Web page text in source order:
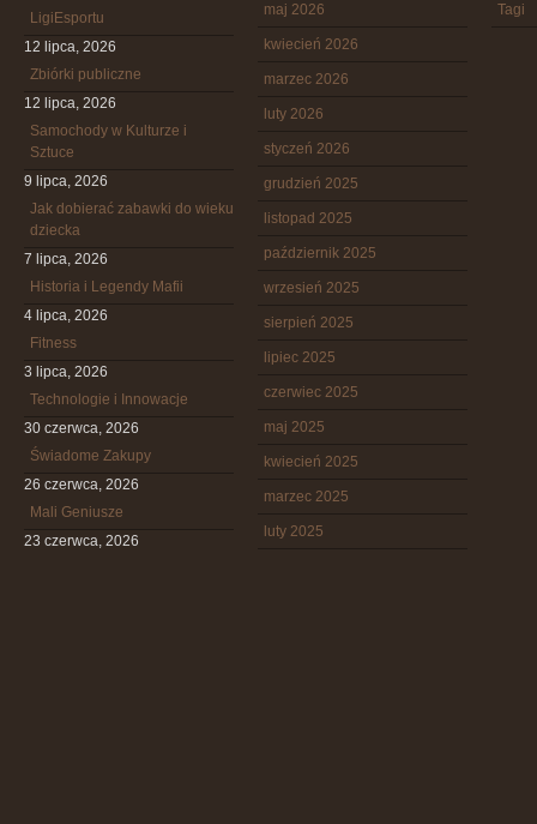
LigiEsportu
12 lipca, 2026
Zbiórki publiczne
12 lipca, 2026
Samochody w Kulturze i
Sztuce
9 lipca, 2026
Jak dobierać zabawki do wieku
dziecka
7 lipca, 2026
Historia i Legendy Mafii
4 lipca, 2026
Fitness
3 lipca, 2026
Technologie i Innowacje
30 czerwca, 2026
Świadome Zakupy
26 czerwca, 2026
Mali Geniusze
23 czerwca, 2026
maj 2026
kwiecień 2026
marzec 2026
luty 2026
styczeń 2026
grudzień 2025
listopad 2025
październik 2025
wrzesień 2025
sierpień 2025
lipiec 2025
czerwiec 2025
maj 2025
kwiecień 2025
marzec 2025
luty 2025
Tagi